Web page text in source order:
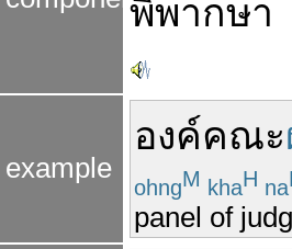
พิพากษา
example
องค์คณะ
ohngM khaH na
panel of